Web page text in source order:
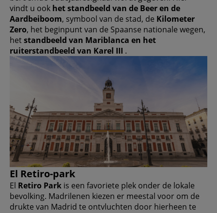
vindt u ook het standbeeld van de Beer en de
Aardbeiboom, symbool van de stad, de Kilometer
Zero, het beginpunt van de Spaanse nationale wegen,
hetstandbeeld van Mariblanca en het
ruiterstandbeeld van Karel III .
El Retiro-park
El Retiro Park is een favoriete plek onder de lokale
bevolking. Madrilenen kiezen er meestal voor om de
drukte van Madrid te ontvluchten door hierheen te